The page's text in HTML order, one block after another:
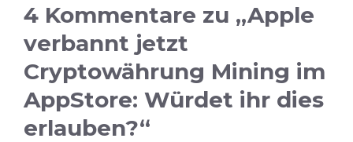
4 Kommentare zu „Apple
verbannt jetzt
Cryptowährung Mining im
AppStore: Würdet ihr dies
erlauben?“